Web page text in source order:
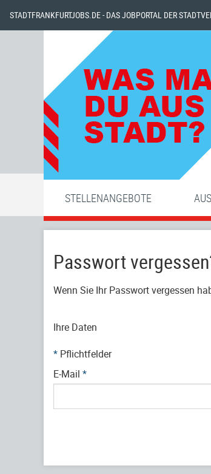
STADTFRANKFURTJOBS.DE - DAS JOBPORTAL DER
STELLENANGEBOTE
Passwort
Wenn Sie Ihr Passwort vergessen
Ihre Daten
* Pflichtfelder
E-Mail *